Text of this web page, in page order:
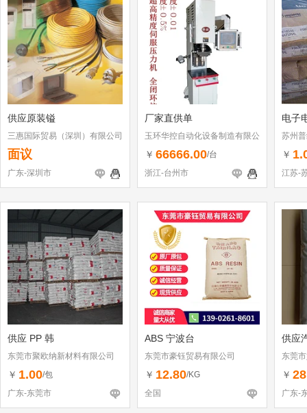
供应原装镒
三惠国际贸易（深圳）有限公司
面议
广东-深圳市
厂家直供单
玉环华控自动化设备制造有限公
司
￥ 66666.00/台
浙江-台州市
电子
苏州
￥
江苏-
供应 PP 韩
东莞市聚欧纳新材料有限公司
￥ 1.00/包
广东-东莞市
ABS 宁波台
东莞市豪钰贸易有限公司
￥ 12.80/KG
全国
供应
东莞
￥
广东-